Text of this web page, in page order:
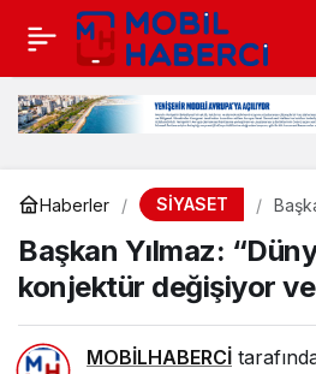
Haberler SİYASET
ve
Başkan Yılmaz:
konjektür değişiyor
MOBİLHABERCİ